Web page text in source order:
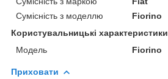
Сумісність з моделлю
Fiorino
Користувальницькі характеристики
Мoдель
Fiorino
Приховати